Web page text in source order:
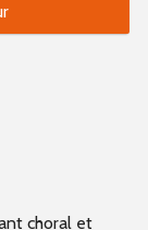
choral et